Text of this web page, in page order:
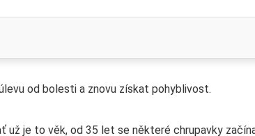
od bolesti a znovu získat pohyblivost.
už je to věk, od 35 let se některé chrupavky